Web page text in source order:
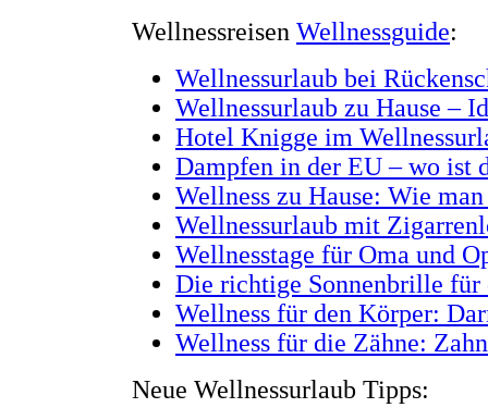
Wellnessreisen Wellnessguide:
Wellnessurlaub bei
Wellnessurlaub zu Hause –
Hotel Knigge im
Dampfen in der EU – wo ist
Wellness zu Hause: Wie
Wellnessurlaub mit
Wellnesstage für Oma und
Die richtige Sonnenbrille für
Wellness für den Körper:
Wellness für die Zähne:
Neue Wellnessurlaub Tipps: